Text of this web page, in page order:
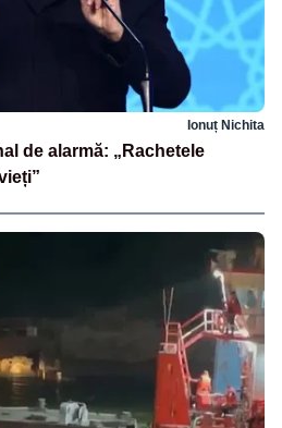
Ionuț Nichita
de alarmă: „Rachetele